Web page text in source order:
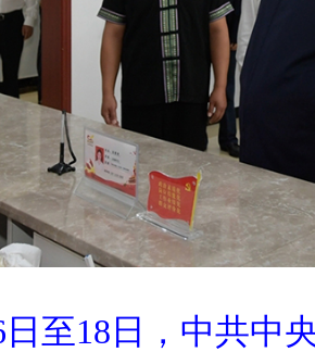
日至18日，中共中